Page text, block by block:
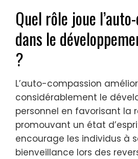
Quel rôle joue
dans le
?
L’auto-compassion
considérablement le
personnel en favorisant la
promouvant un état
encourage les individus à
bienveillance lors des